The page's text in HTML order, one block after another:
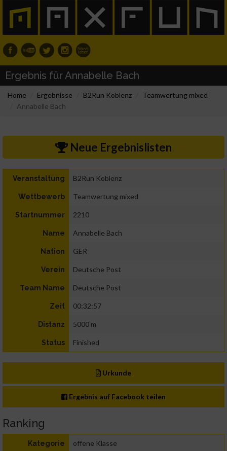
Ergebnis für Annabelle Bach
Home Ergebnisse B2Run Koblenz
Teamwertung mixed
Annabelle Bach
Neue Ergebnislisten
Veranstaltung B2Run Koblenz
Wettbewerb Teamwertung mixed
Startnummer 2210
Name Annabelle Bach
Nation GER
Verein Deutsche Post
Team Name Deutsche Post
Zeit 00:32:57
Distanz 5000 m
Status Finished
Urkunde
Ergebnis auf Facebook teilen
Ranking
Kategorie offene Klasse